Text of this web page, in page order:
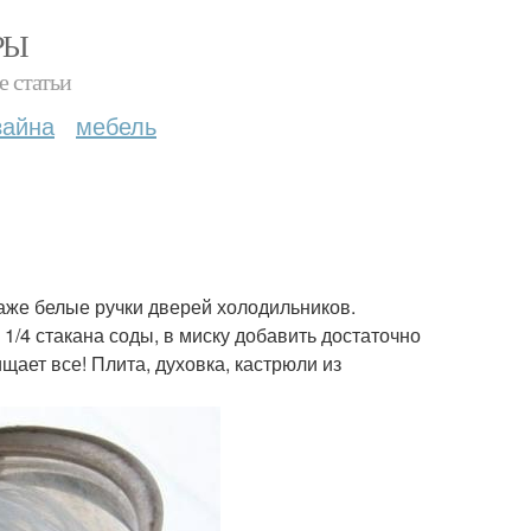
статьи
мебель
белые ручки дверей холодильников.
4 стакана соды, в миску добавить достаточно
все! Плита, духовка, кастрюли из